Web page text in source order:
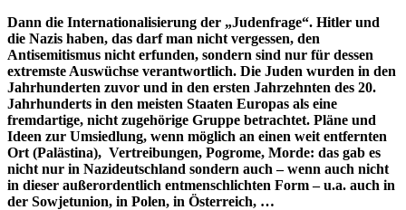
Dann die Internationalisierung der „Judenfrage“. Hitler und
die Nazis haben, das darf man nicht vergessen, den
Antisemitismus nicht erfunden, sondern sind nur für dessen
extremste Auswüchse verantwortlich. Die Juden wurden in den
Jahrhunderten zuvor und in den ersten Jahrzehnten des 20.
Jahrhunderts in den meisten Staaten Europas als eine
fremdartige, nicht zugehörige Gruppe betrachtet. Pläne und
Ideen zur Umsiedlung, wenn möglich an einen weit entfernten
Ort (Palästina), Vertreibungen, Pogrome, Morde: das gab es
nicht nur in Nazideutschland sondern auch – wenn auch nicht
in dieser außerordentlich entmenschlichten Form – u.a. auch in
der Sowjetunion, in Polen, in Österreich, …